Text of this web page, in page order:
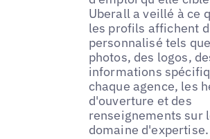
Uberall a veillé à ce
les profils affichent
personnalisé tels
photos, des logos,
informations
chaque agence, les
d'ouverture et des
renseignements sur
domaine d'expertise.